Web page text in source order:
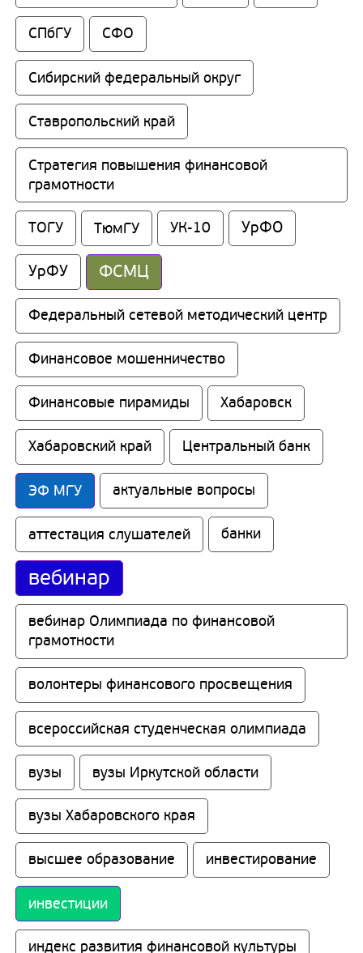
СПбГУ СФО
Сибирский федеральный округ
Ставропольский край
Стратегия повышения финансовой
грамотности
ТОГУ ТюмГУ УК-10 УрФО
УрФУ ФСМЦ
Федеральный сетевой методический центр
Финансовое мошенничество
Финансовые пирамиды Хабаровск
Хабаровский край Центральный банк
ЭФ МГУ актуальные вопросы
аттестация слушателей банки
вебинар
вебинар Олимпиада по финансовой
грамотности
волонтеры финансового просвещения
всероссийская студенческая олимпиада
вузы вузы Иркутской области
вузы Хабаровского края
высшее образование инвестирование
инвестиции
индекс развития финансовой культуры